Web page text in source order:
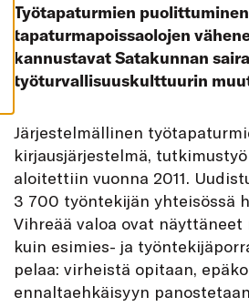
Ä
T
E
E
T
Työtapaturmien
tapaturmapoissaolojen
kannustavat Satakunnan
työturvallisuuskulttuurin
Järjestelmällinen
kirjausjärjestelmä,
aloitettiin vuonna 2011.
3 700 työntekijän yhteisössä
Vihreää valoa ovat
kuin esimies- ja
pelaa: virheistä opitaan,
ennaltaehkäisyyn